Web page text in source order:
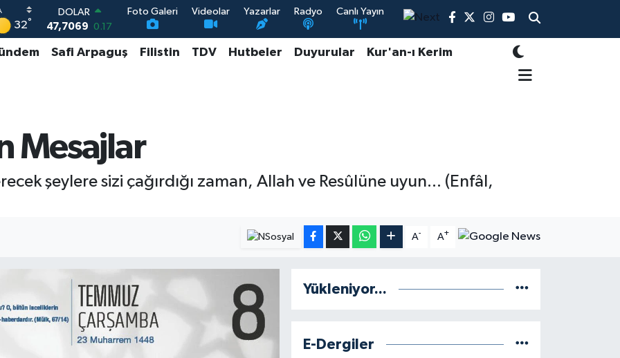
32°
DOLAR
47,7069 0.17
EURO
55,0265 0.01
13.887 64
Foto Galeri Videolar Yazarlar Radyo Canlı Yayın
Safi Arpaguş Filistin TDV Hutbeler Duyurular Kur'an-ı Kerim
Mesajlar
şeylere sizi çağırdığı zaman, Allah ve Resûlüne uyun... (Enfâl,
A- A+
Yükleniyor...
E-Dergiler